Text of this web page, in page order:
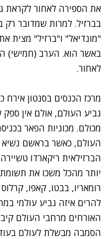
את הספירה לאחור לקראת
"מונדיאל" ו"ברזיל" מצית
באשר הוא. הערב (חמישי)
לאחור.
מרכז הכנסים בסנטון
גביע העולם, אולם אין
מכולם. מכוניות הפאר
העולם, כאשר בראשם נשיא
הברזילאית ריקארדו
יותר מהכל משכו את
רומאריו, בבטו, קאפו,
להרים איזה גביע עולמי
האורחים מרחבי העולם
הסמבה מבשלת לעולם